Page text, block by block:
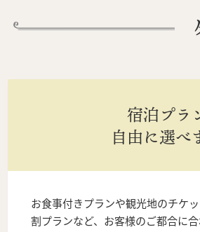
宿泊プラ
自由に選べ
お食事付きプランや観光地のチケ
割プランなど、お客様のご都合に